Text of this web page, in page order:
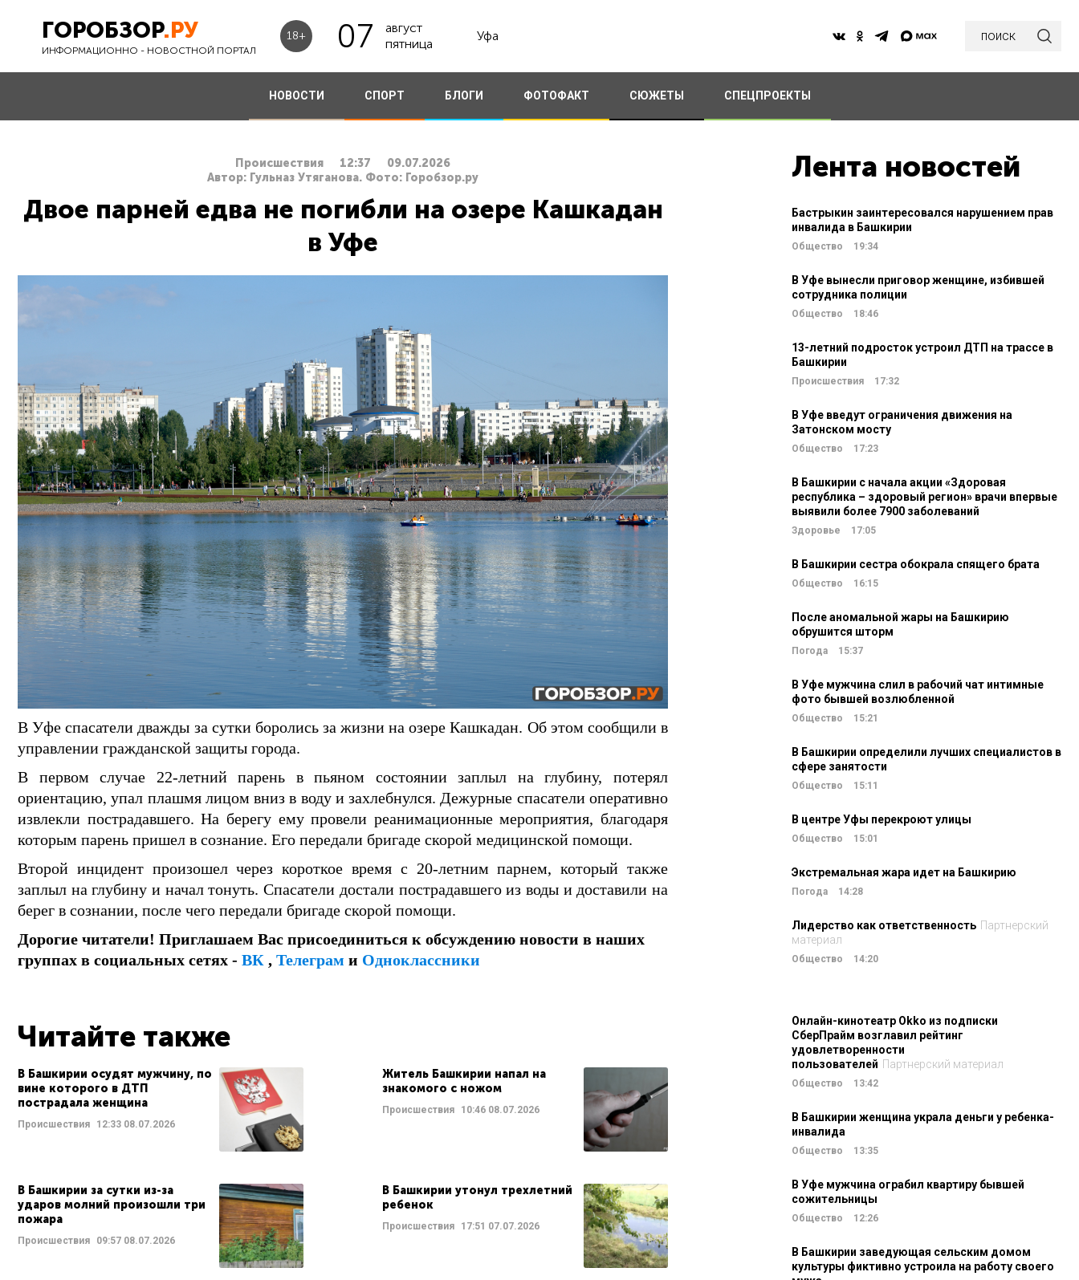
ГОРОБЗОР.РУ
ИНФОРМАЦИОННО - НОВОСТНОЙ ПОРТАЛ
18+ 07
август
пятница
Уфа поиск
НОВОСТИ СПОРТ БЛОГИ ФОТОФАКТ СЮЖЕТЫ СПЕЦПРОЕКТЫ
Происшествия 12:37
09.07.2026
Автор: Гульназ Утяганова. Фото: Горобзор.ру
Двое парней едва не погибли на озере Кашкадан
в Уфе
В Уфе спасатели дважды за сутки боролись за жизни на озере Кашкадан. Об этом сообщили в
управлении гражданской защиты города.
В первом случае 22-летний парень в пьяном состоянии заплыл на глубину, потерял
ориентацию, упал плашмя лицом вниз в воду и захлебнулся. Дежурные спасатели оперативно
извлекли пострадавшего. На берегу ему провели реанимационные мероприятия, благодаря
которым парень пришел в сознание. Его передали бригаде скорой медицинской помощи.
Второй инцидент произошел через короткое время с 20-летним парнем, который также
заплыл на глубину и начал тонуть. Спасатели достали пострадавшего из воды и доставили на
берег в сознании, после чего передали бригаде скорой помощи.
Дорогие читатели! Приглашаем Вас присоединиться к обсуждению новости в наших
группах в социальных сетях - ВК , Телеграм и Одноклассники
Читайте также
В Башкирии осудят мужчину, по
вине которого в ДТП
пострадала женщина
Происшествия 12:33 08.07.2026
Житель Башкирии напал на
знакомого с ножом
Происшествия 10:4608.07.2026
В Башкирии за сутки из-за
ударов молний произошли три
пожара
Происшествия 09:57 08.07.2026
В Башкирии утонул трехлетний
ребенок
Происшествия 17:51 07.07.2026
Лента новостей
Бастрыкин заинтересовался нарушением прав
инвалида в Башкирии
Общество 19:34
В Уфе вынесли приговор женщине, избившей
сотрудника полиции
Общество 18:46
13-летний подросток устроил ДТП на трассе в
Башкирии
Происшествия 17:32
В Уфе введут ограничения движения на
Затонском мосту
Общество 17:23
В Башкирии с начала акции «Здоровая
республика – здоровый регион» врачи впервые
выявили более 7900 заболеваний
Здоровье 17:05
В Башкирии сестра обокрала спящего брата
Общество 16:15
После аномальной жары на Башкирию
обрушится шторм
Погода 15:37
В Уфе мужчина слил в рабочий чат интимные
фото бывшей возлюбленной
Общество 15:21
В Башкирии определили лучших специалистов в
сфере занятости
Общество 15:11
В центре Уфы перекроют улицы
Общество 15:01
Экстремальная жара идет на Башкирию
Погода 14:28
Лидерство как ответственность Партнерский
материал
Общество 14:20
Онлайн-кинотеатр Okko из подписки
СберПрайм возглавил рейтинг
удовлетворенности
пользователей Партнерский материал
Общество 13:42
В Башкирии женщина украла деньги у ребенка-
инвалида
Общество 13:35
В Уфе мужчина ограбил квартиру бывшей
сожительницы
Общество 12:26
В Башкирии заведующая сельским домом
культуры фиктивно устроила на работу своего